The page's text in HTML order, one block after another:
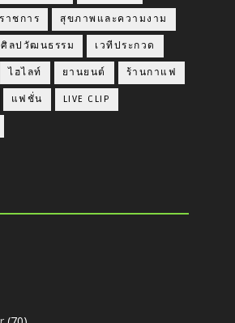
ราชการ สุขภาพและความงาม
ศิลปวัฒนธรรม เวทีประกวด
ไฮไลท์ ยานยนต์ ร้านกาแฟ
แฟชั่น LIVE CLIP